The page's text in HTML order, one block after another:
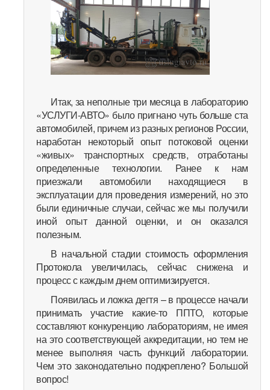
Итак, за неполные три месяца в лабораторию
«УСЛУГИ-АВТО» было пригнано чуть больше ста
автомобилей, причем из разных регионов России,
наработан некоторый опыт потоковой оценки
«живых» транспортных средств, отработаны
определенные технологии. Ранее к нам
приезжали автомобили находящиеся в
эксплуатации для проведения измерений, но это
были единичные случаи, сейчас же мы получили
иной опыт данной оценки, и он оказался
полезным.
В начальной стадии стоимость оформления
Протокола увеличилась, сейчас снижена и
процесс с каждым днем оптимизируется.
Появилась и ложка дегтя – в процессе начали
принимать участие какие-то ППТО, которые
составляют конкуренцию лабораториям, не имея
на это соответствующей аккредитации, но тем не
менее выполняя часть функций лаборатории.
Чем это законодательно подкреплено? Большой
вопрос!